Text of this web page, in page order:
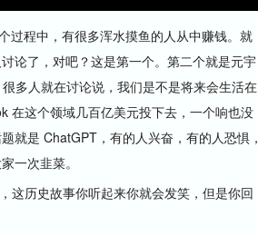
程中，有很多浑水摸鱼的人从中赚钱。就
论了，对吧？这是第一个。第二个就是元宇
多人就在讨论说，我们是不是将来会生活在
在这个领域几百亿美元投下去，一个响也没
就是 ChatGPT，有的人兴奋，有的人恐惧，
一次韭菜。
历史故事你听起来你就会发笑，但是你回